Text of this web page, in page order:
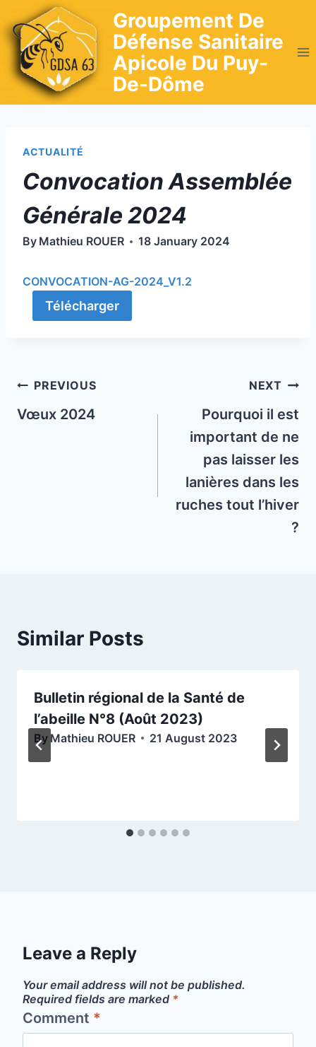
to
content
Groupement De
Défense Sanitaire
Apicole Du Puy-
De-Dôme
ACTUALITÉ
Convocation Assemblée
Générale 2024
By Mathieu ROUER 18 January 2024
CONVOCATION-AG-2024_V1.2
Télécharger
Post
navigation
PREVIOUS
Vœux 2024
NEXT
Pourquoi il est
important de ne
pas laisser les
lanières dans les
ruches tout l’hiver
?
Similar Posts
Bulletin régional de la Santé de
l’abeille N°8 (Août 2023)
By Mathieu ROUER 21 August 2023
Leave a Reply
Your email address will not be published.
Required fields are marked *
Comment *